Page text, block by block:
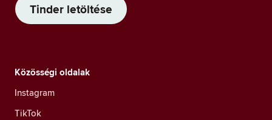
Tinder letöltése
Közösségi oldalak
Instagram
TikTok